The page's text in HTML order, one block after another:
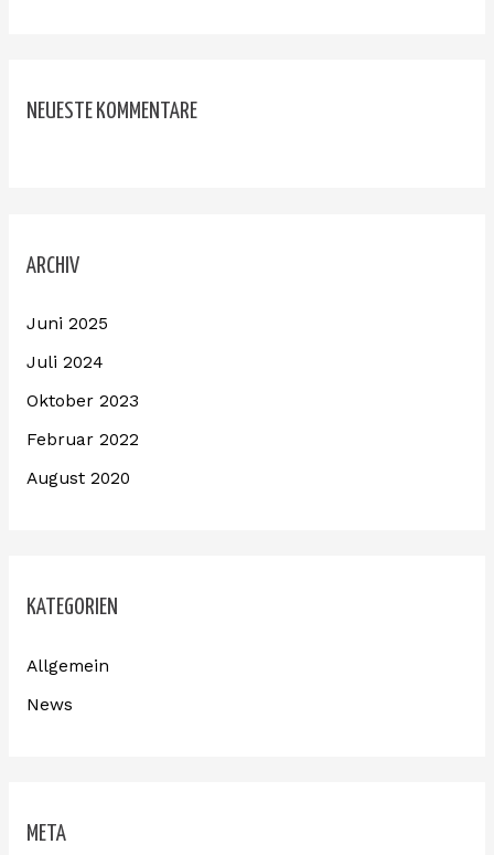
NEUESTE KOMMENTARE
ARCHIV
Juni 2025
Juli 2024
Oktober 2023
Februar 2022
August 2020
KATEGORIEN
Allgemein
News
META